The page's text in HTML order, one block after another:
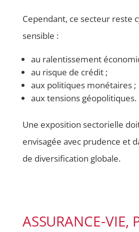
Cependant, ce secteur reste
sensible :
au ralentissement
au risque de crédit ;
aux politiques monétaires ;
aux tensions géopolitiques.
Une exposition sectorielle
envisagée avec prudence et
de diversification globale.
ASSURANCE-VIE,